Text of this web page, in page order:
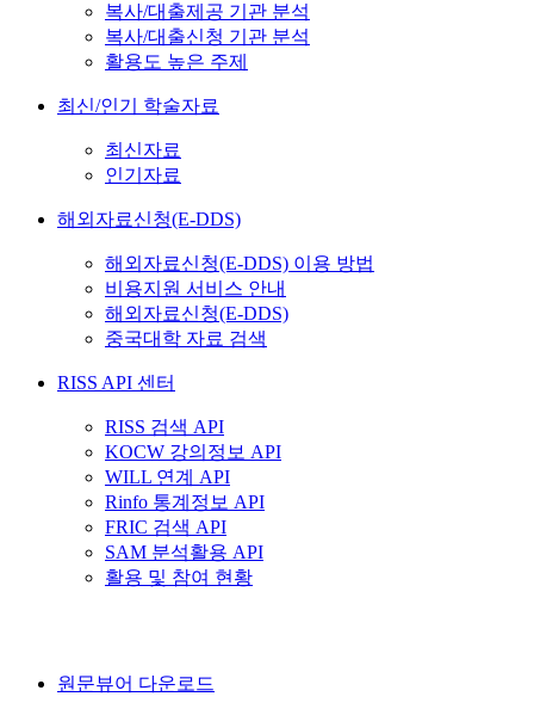
복사/대출제공 기관 분석
복사/대출신청 기관 분석
활용도 높은 주제
최신/인기 학술자료
최신자료
인기자료
해외자료신청(E-DDS)
해외자료신청(E-DDS) 이용 방법
비용지원 서비스 안내
해외자료신청(E-DDS)
중국대학 자료 검색
RISS API 센터
RISS 검색 API
KOCW 강의정보 API
WILL 연계 API
Rinfo 통계정보 API
FRIC 검색 API
SAM 분석활용 API
활용 및 참여 현황
원문뷰어 다운로드